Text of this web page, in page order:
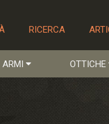
RICERCA
ARMI OTTICHE